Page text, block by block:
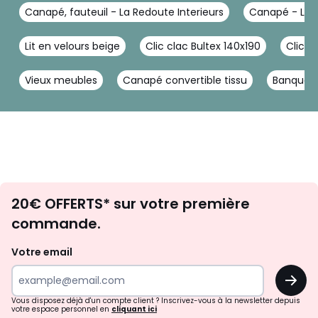
Téléchargements
Canapé, fauteuil - La Redoute Interieurs Canapé - La
Lit en velours beige Clic clac Bultex 140x190 Clic
Vieux meubles Canapé convertible tissu
d'inspirations
surprises?
20€ OFFERTS* sur votre première
commande.
Votre email
OK
Vous disposez déjà d'un compte client ? Inscrivez-vous à la newsletter depuis
votre espace personnel en cliquant ici